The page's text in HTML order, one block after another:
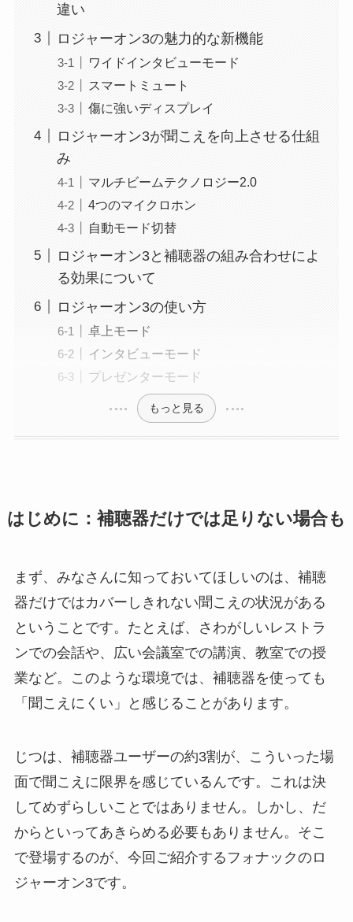
違い
ロジャーオン3の魅力的な新機能
ワイドインタビューモード
スマートミュート
傷に強いディスプレイ
ロジャーオン3が聞こえを向上させる仕組
み
マルチビームテクノロジー2.0
4つのマイクロホン
自動モード切替
ロジャーオン3と補聴器の組み合わせによ
る効果について
ロジャーオン3の使い方
卓上モード
インタビューモード
プレゼンターモード
もっと見る
はじめに：補聴器だけでは足りない場合も
まず、みなさんに知っておいてほしいのは、補聴
器だけではカバーしきれない聞こえの状況がある
ということです。たとえば、さわがしいレストラ
ンでの会話や、広い会議室での講演、教室での授
業など。このような環境では、補聴器を使っても
「聞こえにくい」と感じることがあります。
じつは、補聴器ユーザーの約3割が、こういった場
面で聞こえに限界を感じているんです。これは決
してめずらしいことではありません。しかし、だ
からといってあきらめる必要もありません。そこ
で登場するのが、今回ご紹介するフォナックのロ
ジャーオン3です。